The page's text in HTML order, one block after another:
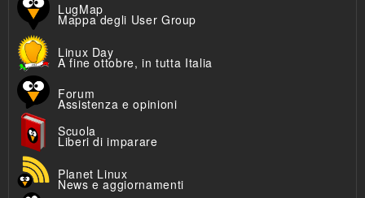
LugMap
Mappa degli User Group
Linux Day
A fine ottobre, in tutta Italia
Forum
Assistenza e opinioni
Scuola
Liberi di imparare
Planet Linux
News e aggiornamenti